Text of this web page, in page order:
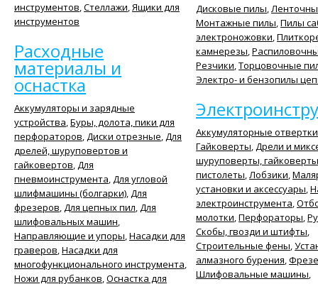
инструментов,Стеллажи,Ящики для
инструментов
Расходные
материалы и
оснастка
Аккумуляторы и зарядные
устройства,Буры, долота, пики для
перфораторов,Диски отрезные,Для
дрелей, шуруповертов и
гайковертов,Для
пневмоинструмента,Для угловой
шлифмашины (болгарки),Для
фрезеров,Для цепных пил,Для
шлифовальных машин,
Направляющие и упоры,Насадки для
граверов,Насадки для
многофункционального инструмента,
Ножи для рубанков,Оснастка для
Дисковые пилы,
Монтажные пилы,Пилы
электроножовки,
камнерезы,
Резчики,Торцовочные
Электро- и бензопилы
Аккумуляторные отвертки
Гайковерты,Дрели и
шуруповерты,
пистолеты,Лобзики,
установки и аксессуары,
электроинструмента,
молотки,Перфораторы,
Скобы, гвозди и штифты,
Строительные фены,
алмазного бурения,
Шлифовальные машины,